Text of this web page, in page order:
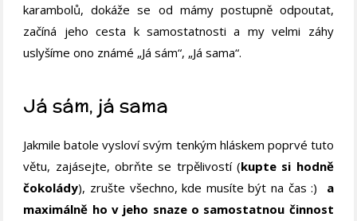
karambolů, dokáže se od mámy postupně odpoutat,
začíná jeho cesta k samostatnosti a my velmi záhy
uslyšíme ono známé „Já sám“, „Já sama“.
Já sám, já sama
Jakmile batole vysloví svým tenkým hláskem poprvé tuto
větu, zajásejte, obrňte se trpělivostí (kupte si hodně
čokolády), zrušte všechno, kde musíte být na čas :) a
maximálně ho v jeho snaze o samostatnou činnost